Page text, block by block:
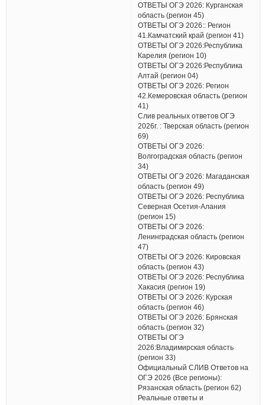
ОТВЕТЫ ОГЭ 2026: Курганская
область (регион 45)
ОТВЕТЫ ОГЭ 2026:: Регион
41.Камчатский край (регион 41)
ОТВЕТЫ ОГЭ 2026:Республика
Карелия (регион 10)
ОТВЕТЫ ОГЭ 2026:Республика
Алтай (регион 04)
ОТВЕТЫ ОГЭ 2026: Регион
42.Кемеровская область (регион
41)
Слив реальных ответов ОГЭ
2026г. : Тверская область (регион
69)
ОТВЕТЫ ОГЭ 2026:
Волгоградская область (регион
34)
ОТВЕТЫ ОГЭ 2026: Магаданская
область (регион 49)
ОТВЕТЫ ОГЭ 2026: Республика
Северная Осетия-Алания
(регион 15)
ОТВЕТЫ ОГЭ 2026:
Ленинградская область (регион
47)
ОТВЕТЫ ОГЭ 2026: Кировская
область (регион 43)
ОТВЕТЫ ОГЭ 2026: Республика
Хакасия (регион 19)
ОТВЕТЫ ОГЭ 2026: Курская
область (регион 46)
ОТВЕТЫ ОГЭ 2026: Брянская
область (регион 32)
ОТВЕТЫ ОГЭ
2026:Владимирская область
(регион 33)
Официальный СЛИВ Ответов на
ОГЭ 2026 (Все регионы):
Рязанская область (регион 62)
Реальные ответы и